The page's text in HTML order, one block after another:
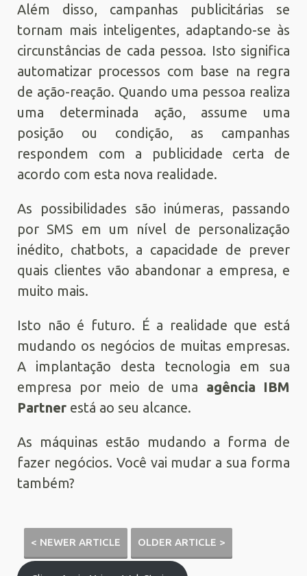
Além disso, campanhas publicitárias se
tornam mais inteligentes, adaptando-se às
circunstâncias de cada pessoa. Isto significa
automatizar processos com base na regra
de ação-reação. Quando uma pessoa realiza
uma determinada ação, assume uma
posição ou condição, as campanhas
respondem com a publicidade certa de
acordo com esta nova realidade.
As possibilidades são inúmeras, passando
por SMS em um nível de personalização
inédito, chatbots, a capacidade de prever
quais clientes vão abandonar a empresa, e
muito mais.
Isto não é futuro. É a realidade que está
mudando os negócios de muitas empresas.
A implantação desta tecnologia em sua
empresa por meio de uma agência IBM
Partner está ao seu alcance.
As máquinas estão mudando a forma de
fazer negócios. Você vai mudar a sua forma
também?
< NEWER ARTICLE OLDER ARTICLE >